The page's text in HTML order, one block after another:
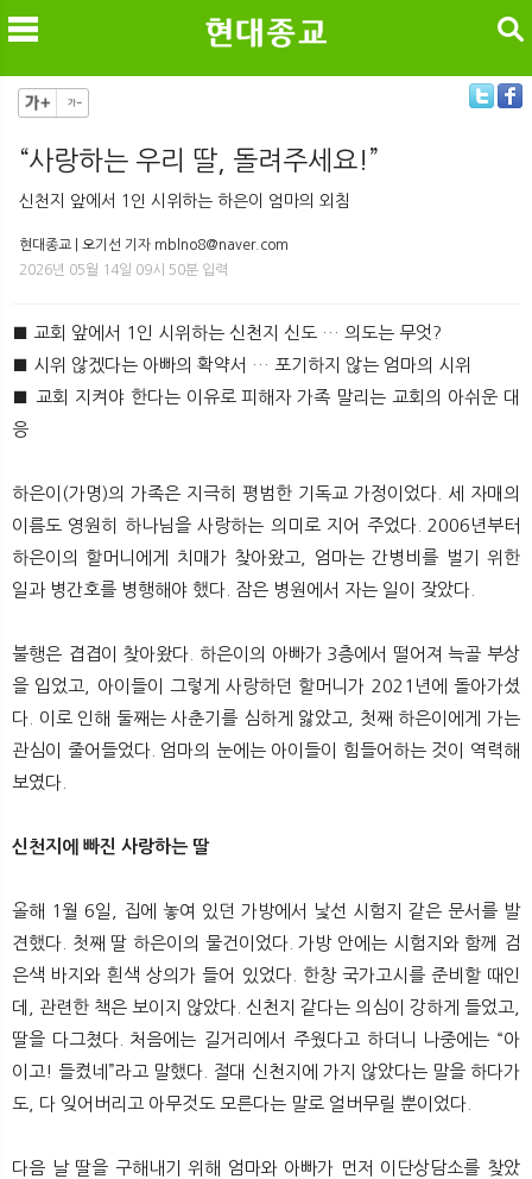
메
뉴 색
검색
​“사랑하는 우리 딸, 돌려주세요!”
신천지 앞에서 1인 시위하는 하은이 엄마의 외침
현대종교 | 오기선 기자 mblno8@naver.com
2026년 05월 14일 09시 50분 입력
■ 교회 앞에서 1인 시위하는 신천지 신도 … 의도는 무엇?
■ 시위 않겠다는 아빠의 확약서 … 포기하지 않는 엄마의 시위
■ 교회 지켜야 한다는 이유로 피해자 가족 말리는 교회의 아쉬운 대
응
하은이(가명)의 가족은 지극히 평범한 기독교 가정이었다. 세 자매의
이름도 영원히 하나님을 사랑하는 의미로 지어 주었다. 2006년부터
하은이의 할머니에게 치매가 찾아왔고, 엄마는 간병비를 벌기 위한
일과 병간호를 병행해야 했다. 잠은 병원에서 자는 일이 잦았다.
불행은 겹겹이 찾아왔다. 하은이의 아빠가 3층에서 떨어져 늑골 부상
을 입었고, 아이들이 그렇게 사랑하던 할머니가 2021년에 돌아가셨
다. 이로 인해 둘째는 사춘기를 심하게 앓았고, 첫째 하은이에게 가는
관심이 줄어들었다. 엄마의 눈에는 아이들이 힘들어하는 것이 역력해
보였다.
신천지에 빠진 사랑하는 딸
올해 1월 6일, 집에 놓여 있던 가방에서 낯선 시험지 같은 문서를 발
견했다. 첫째 딸 하은이의 물건이었다. 가방 안에는 시험지와 함께 검
은색 바지와 흰색 상의가 들어 있었다. 한창 국가고시를 준비할 때인
데, 관련한 책은 보이지 않았다. 신천지 같다는 의심이 강하게 들었고,
딸을 다그쳤다. 처음에는 길거리에서 주웠다고 하더니 나중에는 “아
이고! 들켰네”라고 말했다. 절대 신천지에 가지 않았다는 말을 하다가
도, 다 잊어버리고 아무것도 모른다는 말로 얼버무릴 뿐이었다.
다음 날 딸을 구해내기 위해 엄마와 아빠가 먼저 이단상담소를 찾았